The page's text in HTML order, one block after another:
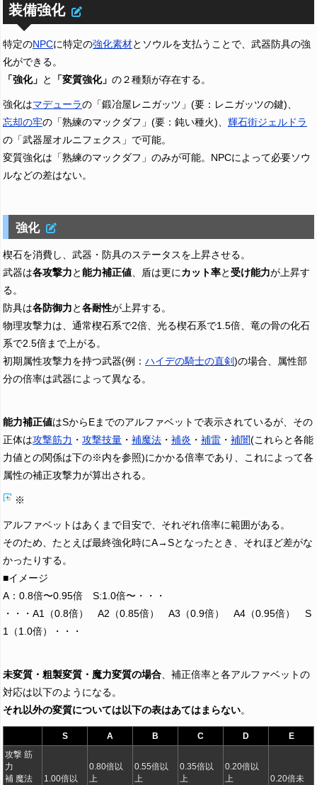
装備強化
特定のNPCに特定の強化素材とソウルを支払うことで、武器防具の強
化ができる。
「強化」 と 「変質強化」 の２種類が存在する。
強化はマデューラの「鍛冶屋レニガッツ」(要：レニガッツの鍵)、
忘却の牢の「熟練のマックダフ」(要：鈍い種火)、 輝石街ジェルドラ
の「武器屋オルニフェクス」で可能。
変質強化は「熟練のマックダフ」のみが可能。NPCによって必要ソウ
ルなどの差はない。
強化
楔石を消費し、武器・防具のステータスを上昇させる。
武器は各攻撃力と能力補正値、盾は更にカット率と受け能力が上昇す
る。
防具は各防御力と各耐性が上昇する。
物理攻撃力は、通常楔石系で2倍、光る楔石系で1.5倍、竜の骨の化石
系で2.5倍まで上がる。
初期属性攻撃力を持つ武器(例： ハイデの騎士の直剣)の場合、属性部
分の倍率は武器によって異なる。
能力補正値はSからEまでのアルファベットで表示されているが、その
正体は攻撃筋力 ・ 攻撃技量 ・ 補魔法 ・ 補炎 ・ 補雷 ・ 補闇(これらと各能
力値との関係は下の※内を参照)にかかる倍率であり、これによって各
属性の補正攻撃力が算出される。
※
アルファベットはあくまで目安で、それぞれ倍率に範囲がある。
そのため、たとえば最終強化時にA→Sとなったとき、それほど差がな
かったりする。
■イメージ
A：0.8倍〜0.95倍 S:1.0倍〜・・・
・・・A1（0.8倍） A2（0.85倍） A3（0.9倍） A4（0.95倍） S
1（1.0倍）・・・
未変質・粗製変質・魔力変質の場合、補正倍率と各アルファベットの
対応は以下のようになる。
それ以外の変質については以下の表はあてはまらない。
S A B C D
E
攻撃 筋
力
補 魔法
1.00倍以
0.80倍以
上
0.55倍以
上
0.35倍以
上
0.20倍以
上
0.20倍未